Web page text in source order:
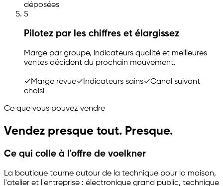
déposées
5
Pilotez par les chiffres et élargissez
Marge par groupe, indicateurs qualité et meilleures
ventes décident du prochain mouvement.
✓Marge revue✓ Indicateurs sains✓Canal suivant
choisi
Ce que vous pouvez vendre
Vendez presque tout. Presque.
Ce qui colle à l'offre de voelkner
La boutique tourne autour de la technique pour la maison,
l'atelier et l'entreprise : électronique grand public, technique